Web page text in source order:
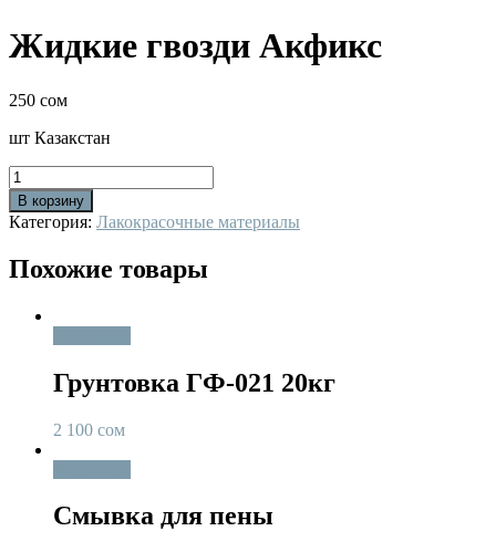
Жидкие гвозди Акфикс
250 сом
шт Казакстан
Количество
В корзину
Категория: Лакокрасочные материалы
Похожие товары
Грунтовка ГФ-021 20кг
2 100 сом
Смывка для пены